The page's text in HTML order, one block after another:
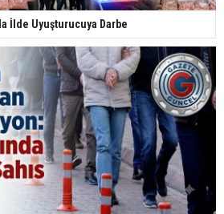
İlde Uyuşturucuya Darbe